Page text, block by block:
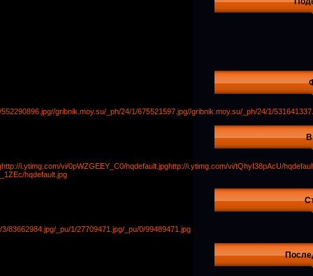
//gribnik.moy.su/_ph/24/1/675521597.jpg//gribnik.moy.su/_ph/24/1/
http://i.ytimg.com/vi/0pWZGEEY_C0/hqdefault.jpghttp://i.ytimg.com/vi/tQhyI38pAcU/
hqdefault.jpg
3/83662984.jpg/_pu/1/27709471.jpg/_pu/0/99489471.jpg